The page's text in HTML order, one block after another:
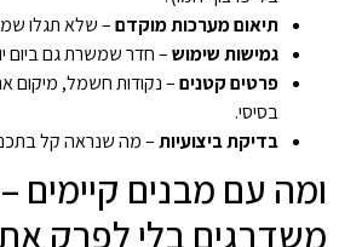
תיאום מערכות מוקדם– שלא תגלו
גמישות שימוש– חדר שמשרת גם ביום
פרטים קטנים– נקודות חשמל, מיקום
בסיסי.
בדיקת ביצועיות– מה שנראה קל
ומה עם מבנים קיימים
משדרגים בלי לפרק